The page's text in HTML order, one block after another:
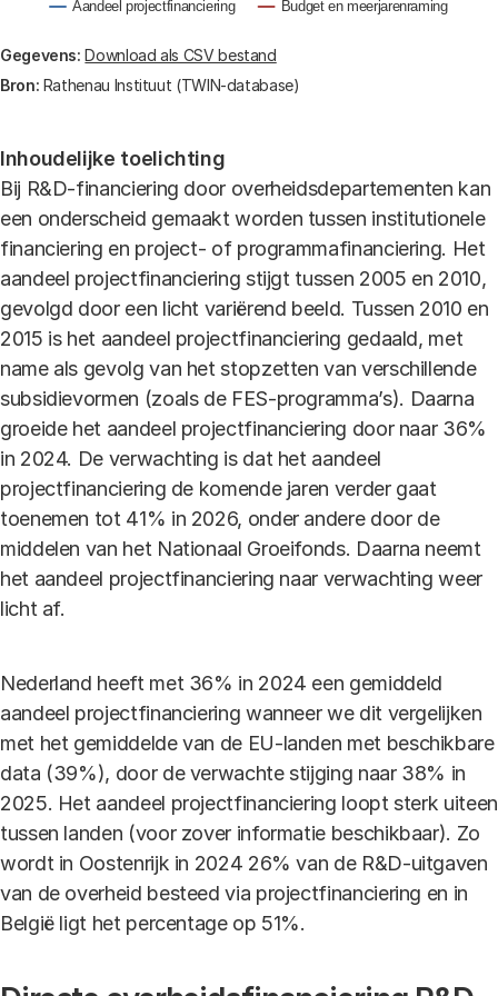
Aandeel projectfinanciering Budget en meerjarenraming
End of interactive chart.
Gegevens: Download als CSV bestand
Bron: Rathenau Instituut (TWIN-database)
Inhoudelijke toelichting
Bij R&D-financiering door overheidsdepartementen kan
een onderscheid gemaakt worden tussen institutionele
financiering en project- of programmafinanciering. Het
aandeel projectfinanciering stijgt tussen 2005 en 2010,
gevolgd door een licht variërend beeld. Tussen 2010 en
2015 is het aandeel projectfinanciering gedaald, met
name als gevolg van het stopzetten van verschillende
subsidievormen (zoals de FES-programma’s). Daarna
groeide het aandeel projectfinanciering door naar 36%
in 2024. De verwachting is dat het aandeel
projectfinanciering de komende jaren verder gaat
toenemen tot 41% in 2026, onder andere door de
middelen van het Nationaal Groeifonds. Daarna neemt
het aandeel projectfinanciering naar verwachting weer
licht af.
Nederland heeft met 36% in 2024 een gemiddeld
aandeel projectfinanciering wanneer we dit vergelijken
met het gemiddelde van de EU-landen met beschikbare
data (39%), door de verwachte stijging naar 38% in
2025. Het aandeel projectfinanciering loopt sterk uiteen
tussen landen (voor zover informatie beschikbaar). Zo
wordt in Oostenrijk in 2024 26% van de R&D-uitgaven
van de overheid besteed via projectfinanciering en in
België ligt het percentage op 51%.